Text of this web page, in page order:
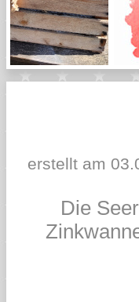
erstellt am
Die